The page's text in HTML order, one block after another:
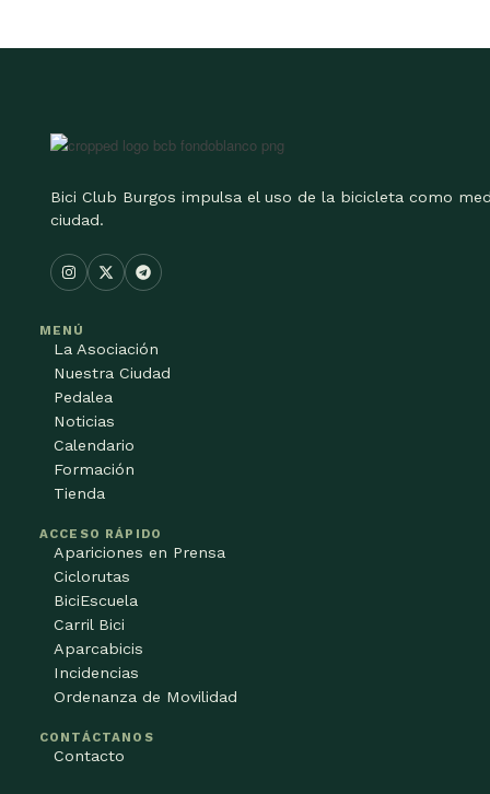
Bici Club Burgos impulsa el uso de la bicicleta como
ciudad.
MENÚ
La Asociación
Nuestra Ciudad
Pedalea
Noticias
Calendario
Formación
Tienda
ACCESO RÁPIDO
Apariciones en Prensa
Ciclorutas
BiciEscuela
Carril Bici
Aparcabicis
Incidencias
Ordenanza de Movilidad
CONTÁCTANOS
Contacto